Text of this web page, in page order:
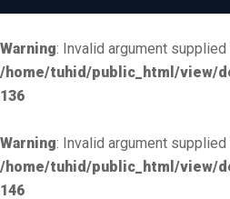
Warning: Invalid argument
/home/tuhid/public_html/view/
136
Warning: Invalid argument
/home/tuhid/public_html/view/
146